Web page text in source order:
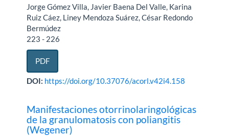
Jorge Gómez Villa, Javier Baena Del Valle, Karina
Ruiz Cáez, Liney Mendoza Suárez, César Redondo
Bermúdez
223 - 226
PDF
DOI: https://doi.org/10.37076/acorl.v42i4.158
Manifestaciones otorrinolaringológicas
de la granulomatosis con poliangitis
(Wegener)